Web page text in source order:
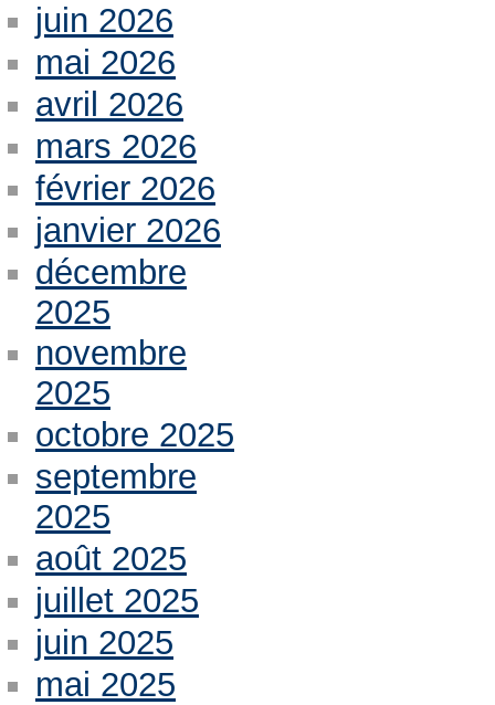
juin 2026
mai 2026
avril 2026
mars 2026
février 2026
janvier 2026
décembre
2025
novembre
2025
octobre 2025
septembre
2025
août 2025
juillet 2025
juin 2025
mai 2025